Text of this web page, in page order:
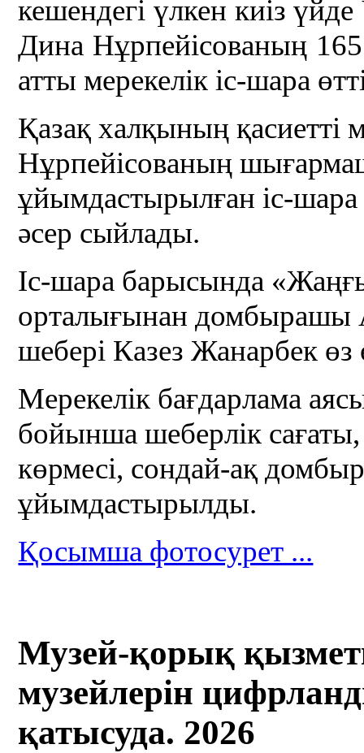
кешендегі үлкен киіз
Дина Нұрпейісованың
атты мерекелік іс-шара
Қазақ халқының
Нұрпейісованың
ұйымдастырылған іс-шара
әсер сыйлады.
Іс-шара барысында
орталығынан домбырашы
шебері Казез Жанарбек өз
Мерекелік бағдарлама
бойынша шеберлік
көрмесі, сондай-ақ
ұйымдастырылды.
Қосымша фотосурет ...
Музей-қорық
музейлерін
қатысуда. 2026